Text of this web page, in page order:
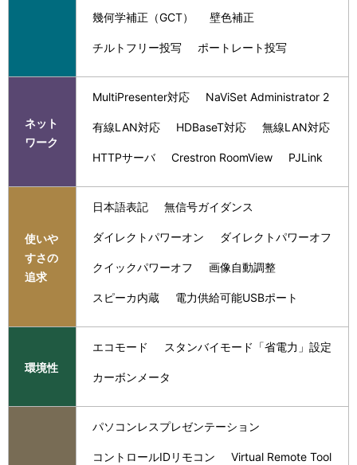
幾何学補正（GCT） 壁色補正
チルトフリー投写 ポートレート投写
ネット
ワーク
MultiPresenter対応 NaViSet Administrator 2
有線LAN対応 HDBaseT対応 無線LAN対応
HTTPサーバ Crestron RoomView PJLink
使いや
すさの
追求
日本語表記 無信号ガイダンス
ダイレクトパワーオン ダイレクトパワーオフ
クイックパワーオフ 画像自動調整
スピーカ内蔵 電力供給可能USBポート
環境性
エコモード スタンバイモード「省電力」設定
カーボンメータ
パソコンレスプレゼンテーション
コントロールIDリモコン Virtual Remote Tool